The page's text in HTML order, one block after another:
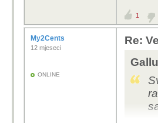
1
My2Cents
12 mjeseci
ONLINE
Re: